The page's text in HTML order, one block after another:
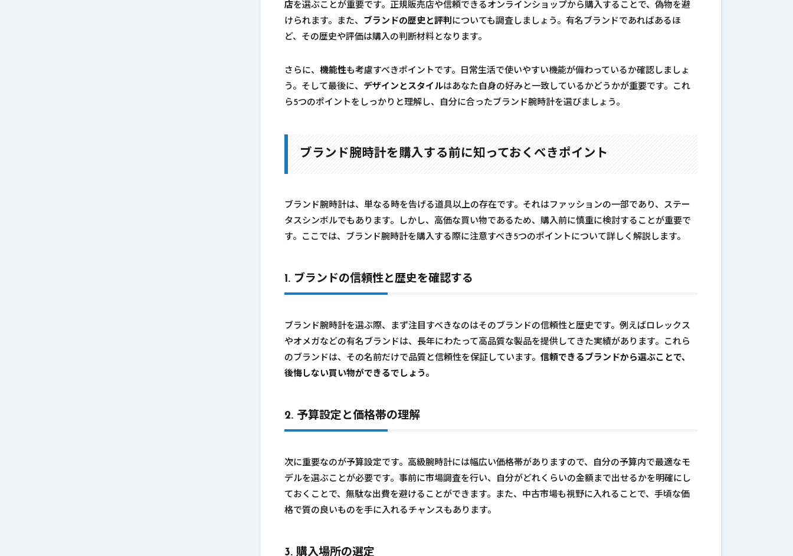
店を選ぶことが重要です。正規販売店や信頼できるオンラインショップから購入することで、偽物を避
けられます。また、
ブランドの歴史と評判についても調査しましょう。有名ブランドであればあるほ
ど、その歴史や評価は購入の判断材料となります。
さらに、 機能性も考慮すべきポイントです。日常生活で使いやすい機能が備わっているか確認しましょ
う。そして最後に、 デザインとスタイルはあなた自身の好みと一致しているかどうかが重要です。これ
ら5つのポイントをしっかりと理解し、自分に合ったブランド腕時計を選びましょう。
ブランド腕時計を購入する前に知っておくべきポイント
ブランド腕時計は、単なる時を告げる道具以上の存在です。それはファッションの一部であり、ステー
タスシンボルでもあります。しかし、高価な買い物であるため、購入前に慎重に検討することが重要で
す。ここでは、ブランド腕時計を購入する際に注意すべき5つのポイントについて詳しく解説します。
1. ブランドの信頼性と歴史を確認する
ブランド腕時計を選ぶ際、まず注目すべきなのはそのブランドの信頼性と歴史です。例えばロレックス
やオメガなどの有名ブランドは、長年にわたって高品質な製品を提供してきた実績があります。これら
のブランドは、その名前だけで品質と信頼性を保証しています。 信頼できるブランドから選ぶことで、
後悔しない買い物ができるでしょう。
2. 予算設定と価格帯の理解
次に重要なのが予算設定です。高級腕時計には幅広い価格帯がありますので、自分の予算内で最適なモ
デルを選ぶことが必要です。事前に市場調査を行い、自分がどれくらいの金額まで出せるかを明確にし
ておくことで、無駄な出費を避けることができます。また、中古市場も視野に入れることで、手頃な価
格で質の良いものを手に入れるチャンスもあります。
3. 購入場所の選定